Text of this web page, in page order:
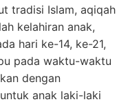
tradisi Islam, aqiqah
kelahiran anak,
hari ke-14, ke-21,
pada waktu-waktu
dengan
anak laki-laki